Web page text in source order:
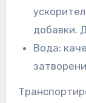
добавки.
Вода: